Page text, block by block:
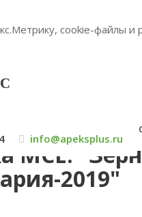
cookie-файлы
info@apeksplus.ru
MCE:
2019"